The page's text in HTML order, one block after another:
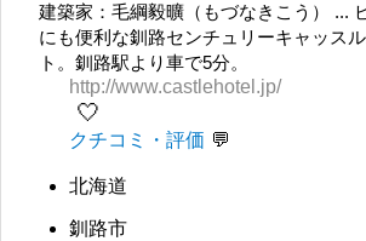
建築家：毛綱毅曠（もづなきこう） ...
にも便利な釧路センチュリーキャッス
ト。釧路駅より車で5分。
http://www.castlehotel.jp/
🤍
クチコミ・評価
北海道
釧路市